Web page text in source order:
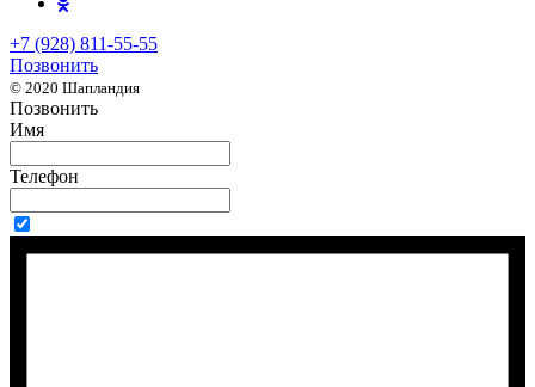
+7 (928) 811-55-55
Позвонить
© 2020 Шапландия
Позвонить
Имя
Телефон